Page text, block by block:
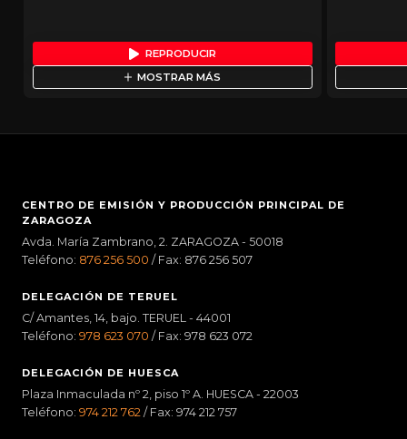
REPRODUCIR
MOSTRAR MÁS
CENTRO DE EMISIÓN Y PRODUCCIÓN PRINCIPAL DE
ZARAGOZA
Avda. María Zambrano, 2. ZARAGOZA - 50018
Teléfono: 876 256 500 / Fax: 876 256 507
DELEGACIÓN DE TERUEL
C/ Amantes, 14, bajo. TERUEL - 44001
Teléfono: 978 623 070 / Fax: 978 623 072
DELEGACIÓN DE HUESCA
Plaza Inmaculada nº 2, piso 1º A. HUESCA - 22003
Teléfono: 974 212 762 / Fax: 974 212 757